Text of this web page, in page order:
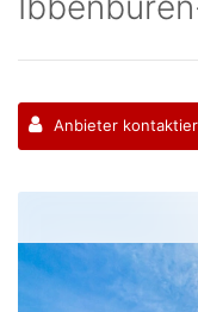
Anzeige
Anbieter